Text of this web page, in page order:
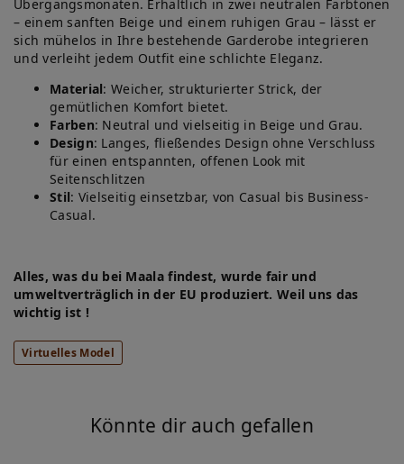
Übergangsmonaten. Erhältlich in zwei neutralen Farbtönen
– einem sanften Beige und einem ruhigen Grau – lässt er
sich mühelos in Ihre bestehende Garderobe integrieren
und verleiht jedem Outfit eine schlichte Eleganz.
Material: Weicher, strukturierter Strick, der
gemütlichen Komfort bietet.
Farben: Neutral und vielseitig in Beige und Grau.
Design: Langes, fließendes Design ohne Verschluss
für einen entspannten, offenen Look mit
Seitenschlitzen
Stil: Vielseitig einsetzbar, von Casual bis Business-
Casual.
Alles, was du bei Maala findest, wurde fair und
umweltverträglich in der EU produziert. Weil uns das
wichtig ist !
Virtuelles Model
Könnte dir auch gefallen